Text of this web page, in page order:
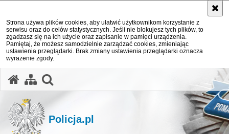
Strona używa plików cookies, aby ułatwić użytkownikom korzystanie z
serwisu oraz do celów statystycznych. Jeśli nie blokujesz tych plików, to
zgadzasz się na ich użycie oraz zapisanie w pamięci urządzenia.
Pamiętaj, że możesz samodzielnie zarządzać cookies, zmieniając
ustawienia przeglądarki. Brak zmiany ustawienia przeglądarki oznacza
wyrażenie zgody.
Policja.pl